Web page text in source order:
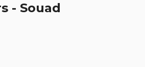
- Souad